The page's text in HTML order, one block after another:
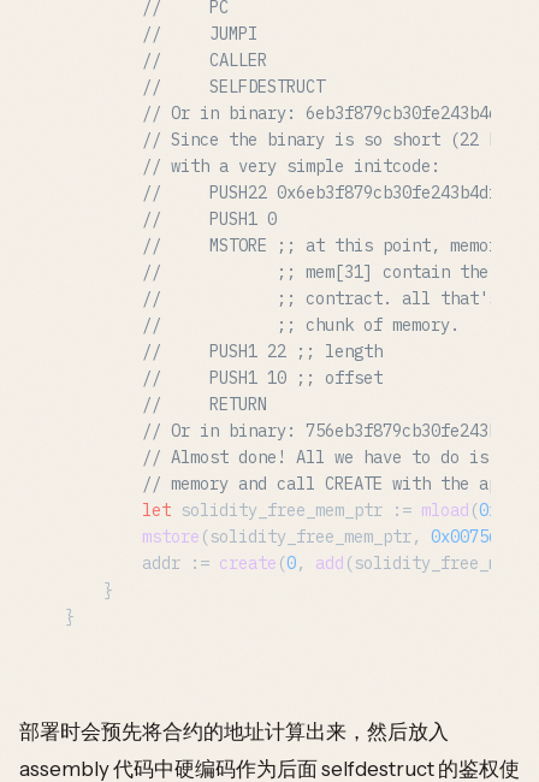
//     PC
//     JUMPI
//     CALLER
//     SELFDESTRUCT
// Or in binary:
// Since the binary is so short (22
// with a very simple initcode:
//     PUSH22
//     PUSH1 0
//     MSTORE ;; at this point, memory
//            ;; mem[31] contain the
//            ;; contract. all that's left to
//            ;; chunk of memory.
//     PUSH1 22 ;; length
//     PUSH1 10 ;; offset
//     RETURN
// Or in binary:
// Almost done! All we have to do is
// memory and call CREATE with the
let solidity_free_mem_ptr := mload (0x40
mstore (solidity_free_mem_ptr,
        addr :=
create (0, add
    }
部署时会预先将合约的地址计算出来，然后放入
assembly 代码中硬编码作为后面 selfdestruct 的鉴权使